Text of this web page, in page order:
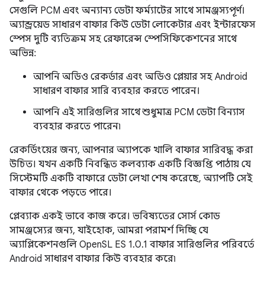
সেগুলি PCM এবং অন্যান্য ডেটা ফর্ম্যাটের সাথে সামঞ্জস্যপূর্ণ।
অ্যান্ড্রয়েড সাধারণ বাফার কিউ ডেটা লোকেটার এবং ইন্টারফেস
স্পেস দুটি ব্যতিক্রম সহ রেফারেন্স স্পেসিফিকেশনের সাথে
অভিন্ন:
আপনি অডিও রেকর্ডার এবং অডিও প্লেয়ার সহ Android
সাধারণ বাফার সারি ব্যবহার করতে পারেন।
আপনি এই সারিগুলির সাথে শুধুমাত্র PCM ডেটা বিন্যাস
ব্যবহার করতে পারেন৷
রেকর্ডিংয়ের জন্য, আপনার অ্যাপকে খালি বাফার সারিবদ্ধ করা
উচিত। যখন একটি নিবন্ধিত কলব্যাক একটি বিজ্ঞপ্তি পাঠায় যে
সিস্টেমটি একটি বাফারে ডেটা লেখা শেষ করেছে, অ্যাপটি সেই
বাফার থেকে পড়তে পারে।
প্লেব্যাক একই ভাবে কাজ করে। ভবিষ্যতের সোর্স কোড
সামঞ্জস্যের জন্য, যাইহোক, আমরা পরামর্শ দিচ্ছি যে
অ্যাপ্লিকেশনগুলি OpenSL ES 1.0.1 বাফার সারিগুলির পরিবর্তে
Android সাধারণ বাফার কিউ ব্যবহার করে৷